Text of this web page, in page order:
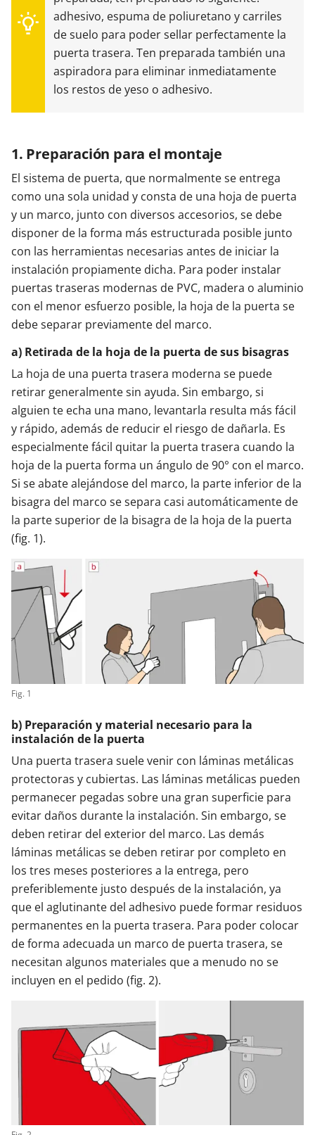
adhesivo, espuma de poliuretano y carriles
de suelo para poder sellar perfectamente la
puerta trasera. Ten preparada también una
aspiradora para eliminar inmediatamente
los restos de yeso o adhesivo.
1. Preparación para el montaje
El sistema de puerta, que normalmente se entrega
como una sola unidad y consta de una hoja de puerta
y un marco, junto con diversos accesorios, se debe
disponer de la forma más estructurada posible junto
con las herramientas necesarias antes de iniciar la
instalación propiamente dicha. Para poder instalar
puertas traseras modernas de PVC, madera o aluminio
con el menor esfuerzo posible, la hoja de la puerta se
debe separar previamente del marco.
a) Retirada de la hoja de la puerta de sus bisagras
La hoja de una puerta trasera moderna se puede
retirar generalmente sin ayuda. Sin embargo, si
alguien te echa una mano, levantarla resulta más fácil
y rápido, además de reducir el riesgo de dañarla. Es
especialmente fácil quitar la puerta trasera cuando la
hoja de la puerta forma un ángulo de 90° con el marco.
Si se abate alejándose del marco, la parte inferior de la
bisagra del marco se separa casi automáticamente de
la parte superior de la bisagra de la hoja de la puerta
(fig. 1).
Fig. 1
b) Preparación y material necesario para la
instalación de la puerta
Una puerta trasera suele venir con láminas metálicas
protectoras y cubiertas. Las láminas metálicas pueden
permanecer pegadas sobre una gran superficie para
evitar daños durante la instalación. Sin embargo, se
deben retirar del exterior del marco. Las demás
láminas metálicas se deben retirar por completo en
los tres meses posteriores a la entrega, pero
preferiblemente justo después de la instalación, ya
que el aglutinante del adhesivo puede formar residuos
permanentes en la puerta trasera. Para poder colocar
de forma adecuada un marco de puerta trasera, se
necesitan algunos materiales que a menudo no se
incluyen en el pedido (fig. 2).